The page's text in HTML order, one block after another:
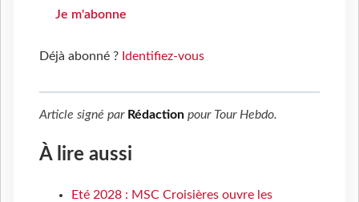
Je m'abonne
Déjà abonné ? Identifiez-vous
Article signé par Rédaction pour Tour Hebdo.
À lire aussi
Eté 2028 : MSC Croisières ouvre les